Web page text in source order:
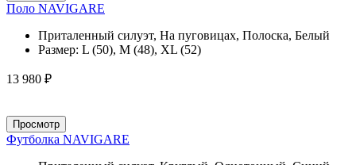
Поло NAVIGARE
Приталенный силуэт, На пуговицах, Полоска, Белый
Размер: L (50), M (48), XL (52)
13 980 ₽
Просмотр
Футболка NAVIGARE